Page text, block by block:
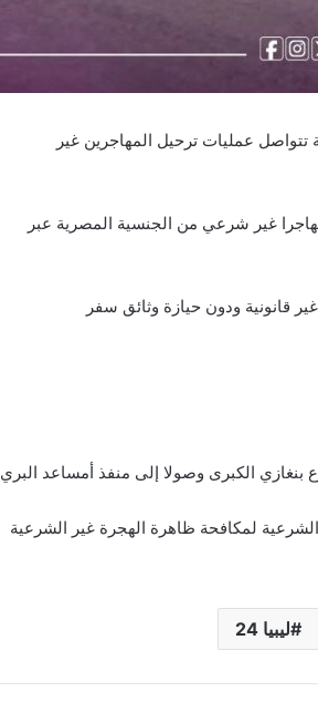
تتواصل عمليات ترحيل المهاجرين غير
جهاز مكافحة الهجرة غير الشرعية بنغازي الكبرى م بترحيل عدد (29) مهاجرا غير شرعي من الجنسية المصرية عبر
بنغازي الكبرى وصولا إلى منفذ أمساعد البري
لمكافحة ظاهرة الهجرة غير الشرعية
ليبيا 24